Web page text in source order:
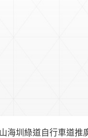
海圳綠道自行車道推